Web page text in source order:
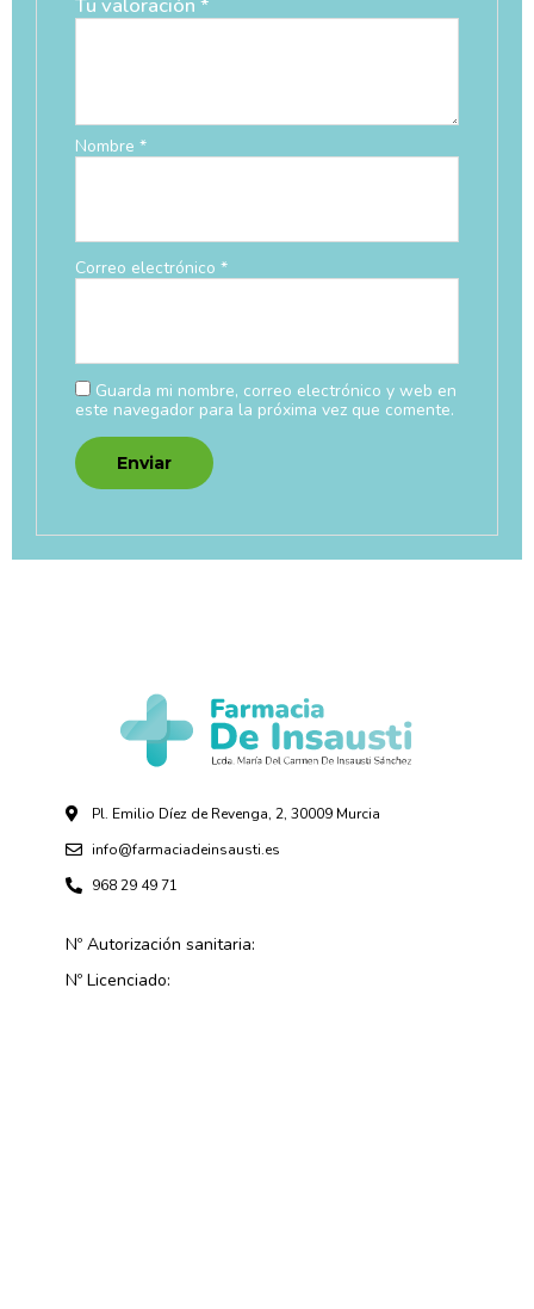
Nombre *
Correo electrónico *
Guarda mi nombre, correo electrónico y web en
este navegador para la próxima vez que comente.
Pl. Emilio Díez de Revenga, 2, 30009 Murcia
info@farmaciadeinsausti.es
968 29 49 71
Nº Autorización sanitaria:
Nº Licenciado: